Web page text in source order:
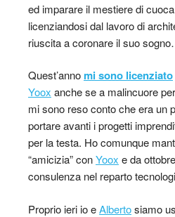
ed imparare il mestiere di
licenziandosi dal lavoro di
riuscita a coronare il suo
Quest’anno mi sono licenziato
Yoox anche se a malincuore
mi sono reso conto che era un
portare avanti i progetti
per la testa. Ho comunque
“amicizia” conYoox e da
consulenza nel reparto
Proprio ieri io eAlbertosiamo